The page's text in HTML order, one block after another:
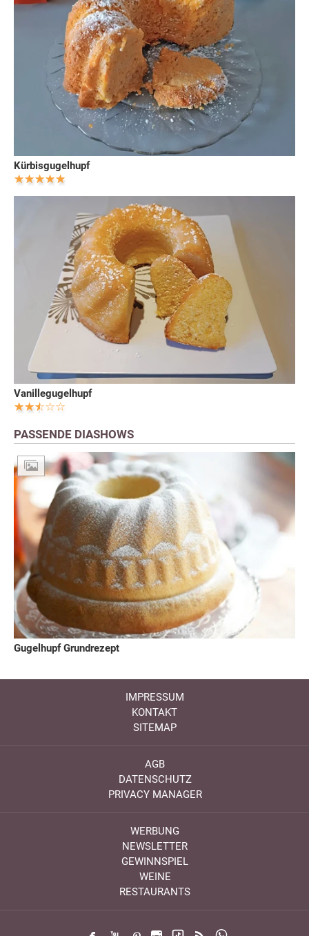
Kürbisgugelhupf
Vanillegugelhupf
PASSENDE DIASHOWS
Gugelhupf Grundrezept
IMPRESSUM
KONTAKT
SITEMAP
AGB
DATENSCHUTZ
PRIVACY MANAGER
WERBUNG
NEWSLETTER
GEWINNSPIEL
WEINE
RESTAURANTS